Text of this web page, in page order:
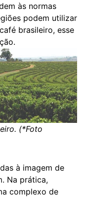
às normas
podem utilizar
brasileiro, esse
(*Foto
à imagem de
Na prática,
complexo de